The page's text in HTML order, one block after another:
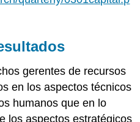
gerentes de recursos
en los aspectos técnicos
humanos que en lo
los aspectos estratégicos